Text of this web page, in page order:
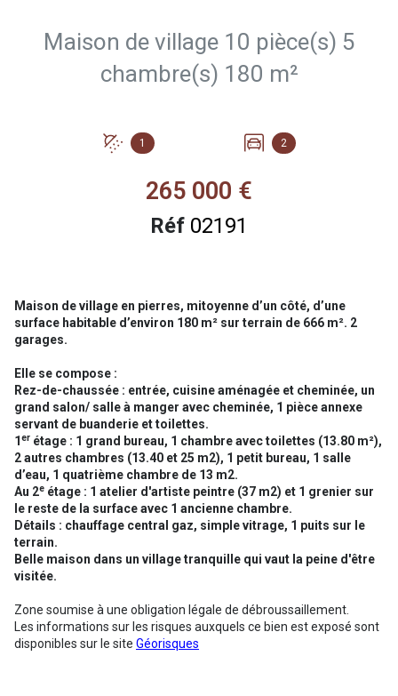
Maison de village 10 pièce(s) 5
chambre(s) 180 m²
1 2
265 000 €
Réf 02191
Maison de village en pierres, mitoyenne d’un côté, d’une
surface habitable d’environ 180 m² sur terrain de 666 m². 2
garages.
Elle se compose :
Rez-de-chaussée : entrée, cuisine aménagée et cheminée, un
grand salon/ salle à manger avec cheminée, 1 pièce annexe
servant de buanderie et toilettes.
1er étage : 1 grand bureau, 1 chambre avec toilettes (13.80 m²),
2 autres chambres (13.40 et 25 m2), 1 petit bureau, 1 salle
d’eau, 1 quatrième chambre de 13 m2.
Au 2e étage : 1 atelier d'artiste peintre (37 m2) et 1 grenier sur
le reste de la surface avec 1 ancienne chambre.
Détails : chauffage central gaz, simple vitrage, 1 puits sur le
terrain.
Belle maison dans un village tranquille qui vaut la peine d'être
visitée.
Zone soumise à une obligation légale de débroussaillement.
Les informations sur les risques auxquels ce bien est exposé sont
disponibles sur le site Géorisques